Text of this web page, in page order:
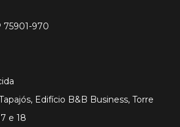
75901-970
Edifício B&B Business, Torre
e 18